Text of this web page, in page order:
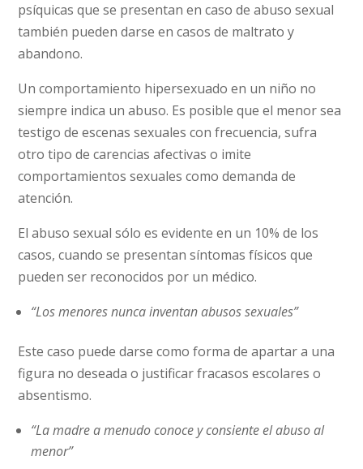
psíquicas que se presentan en caso de abuso sexual
también pueden darse en casos de maltrato y
abandono.
Un comportamiento hipersexuado en un niño no
siempre indica un abuso. Es posible que el menor sea
testigo de escenas sexuales con frecuencia, sufra
otro tipo de carencias afectivas o imite
comportamientos sexuales como demanda de
atención.
El abuso sexual sólo es evidente en un 10% de los
casos, cuando se presentan síntomas físicos que
pueden ser reconocidos por un médico.
“Los menores nunca inventan abusos sexuales”
Este caso puede darse como forma de apartar a una
figura no deseada o justificar fracasos escolares o
absentismo.
“La madre a menudo conoce y consiente el abuso al
menor”